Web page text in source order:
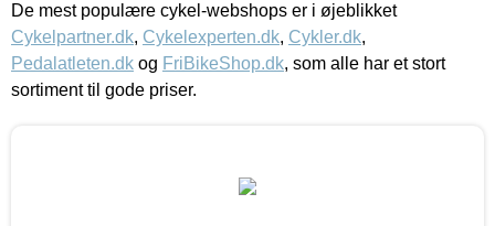
De mest populære cykel-webshops er i øjeblikket
Cykelpartner.dk, Cykelexperten.dk, Cykler.dk,
Pedalatleten.dk og FriBikeShop.dk, som alle har et stort
sortiment til gode priser.